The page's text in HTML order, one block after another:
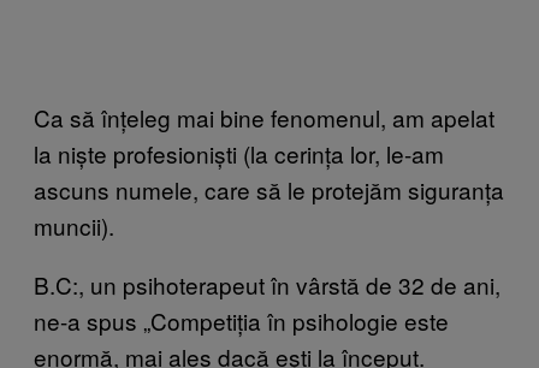
Ca să înțeleg mai bine fenomenul, am apelat
la niște profesioniști (la cerința lor, le-am
ascuns numele, care să le protejăm siguranța
muncii).
B.C:, un psihoterapeut în vârstă de 32 de ani,
ne-a spus „Competiția în psihologie este
enormă, mai ales dacă ești la început.